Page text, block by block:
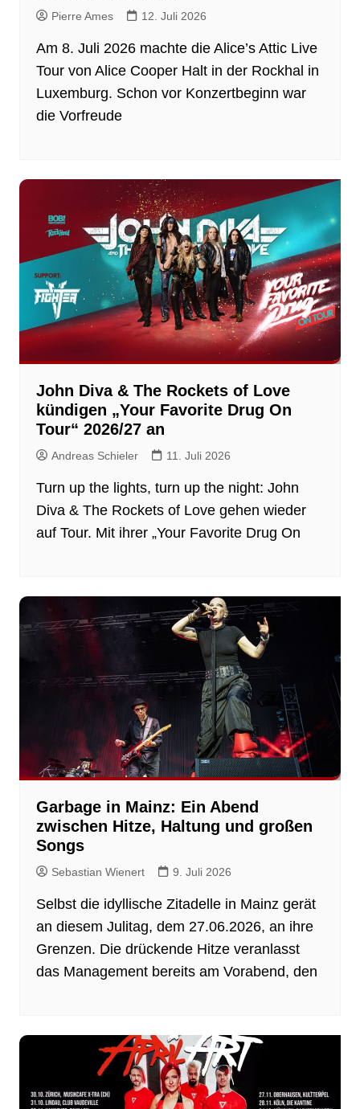
Pierre Ames 12. Juli 2026
Am 8. Juli 2026 machte die Alice’s Attic Live
Tour von Alice Cooper Halt in der Rockhal in
Luxemburg. Schon vor Konzertbeginn war
die Vorfreude
John Diva & The Rockets of Love
kündigen „Your Favorite Drug On
Tour“ 2026/27 an
Andreas Schieler 11. Juli 2026
Turn up the lights, turn up the night: John
Diva & The Rockets of Love gehen wieder
auf Tour. Mit ihrer „Your Favorite Drug On
Garbage in Mainz: Ein Abend
zwischen Hitze, Haltung und großen
Songs
Sebastian Wienert 9. Juli 2026
Selbst die idyllische Zitadelle in Mainz gerät
an diesem Julitag, dem 27.06.2026, an ihre
Grenzen. Die drückende Hitze veranlasst
das Management bereits am Vorabend, den